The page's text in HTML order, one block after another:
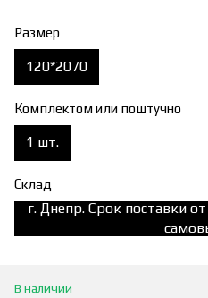
Размер
120*2070
Комплектом или поштучно
1 шт.
Склад
г. Днепр. Срок поставки
В наличии